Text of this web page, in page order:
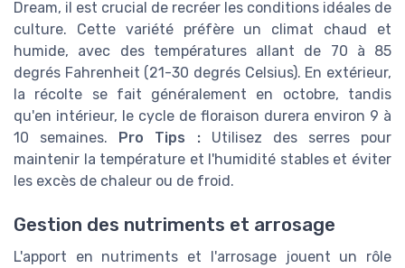
Dream, il est crucial de recréer les conditions idéales de
culture. Cette variété préfère un climat chaud et
humide, avec des températures allant de 70 à 85
degrés Fahrenheit (21-30 degrés Celsius). En extérieur,
la récolte se fait généralement en octobre, tandis
qu'en intérieur, le cycle de floraison durera environ 9 à
10 semaines. Pro Tips :Utilisez des serres pour
maintenir la température et l'humidité stables et éviter
les excès de chaleur ou de froid.
Gestion des nutriments et arrosage
L'apport en nutriments et l'arrosage jouent un rôle